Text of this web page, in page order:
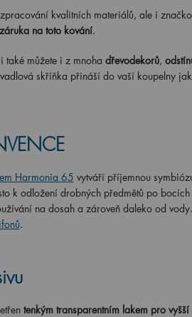
kvalitních materiálů, ale i
na toto kování.
můžete i z mnoha dřevodekorů,
skříňka přináší do vaší koupelny
Harmonia 65 vytváří příjemnou
k odložení drobných předmětů po
na dosah a zároveň daleko od
.
tenkým transparentním lakem pro